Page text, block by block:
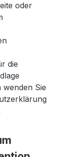
oder
die
Sie